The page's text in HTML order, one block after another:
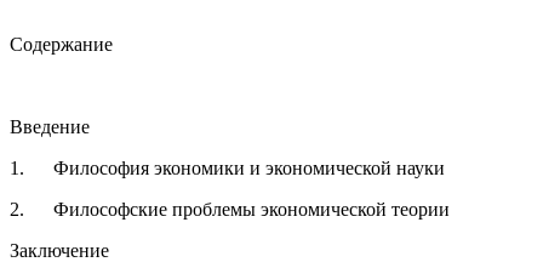
Содержание
Введение
1. Философия экономики и экономической науки
2. Философские проблемы экономической теории
Заключение